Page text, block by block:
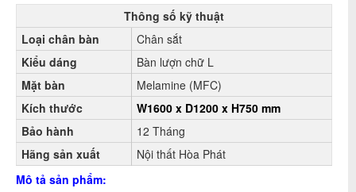
Thông số kỹ thuật
Loại chân bàn
Chân sắt
Kiểu dáng
Bàn lượn chữ L
Mặt bàn
Melamine (MFC)
Kích thước
W1600 x D1200 x H750 mm
Bảo hành
12 Tháng
Hãng sản xuất
Nội thất Hòa Phát
Mô tả sản phẩm: